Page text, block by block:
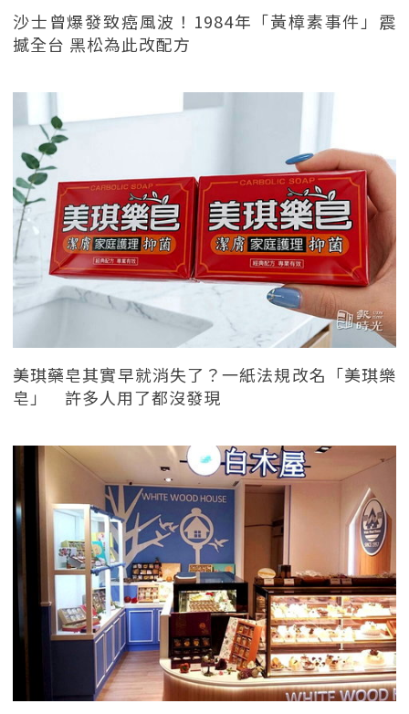
沙士曾爆發致癌風波！1984年「黃樟素事件」震
撼全台 黑松為此改配方
美琪藥皂其實早就消失了？一紙法規改名「美琪樂
皂」 許多人用了都沒發現